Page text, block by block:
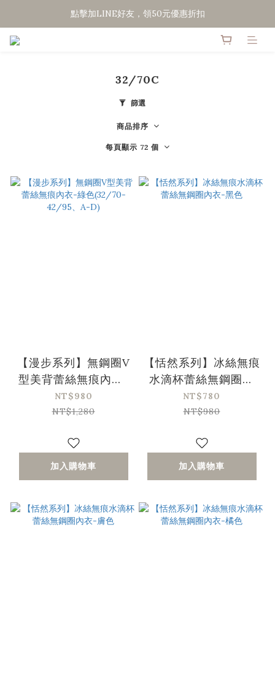
點擊加LINE好友，領50元優惠折扣
全館滿２０００免運
32/70C
篩選
商品排序
每頁顯示 72 個
【漫步系列】無鋼圈V
型美背蕾絲無痕內衣-
綠色(32/70-42/95、
A-D)
NT$980
NT$1,280
加入購物車
【恬然系列】冰絲無痕
水滴杯蕾絲無鋼圈內
衣-黑色
NT$780
NT$980
加入購物車